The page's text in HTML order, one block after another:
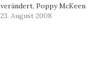
verändert, Poppy McKeen
23. August 2008